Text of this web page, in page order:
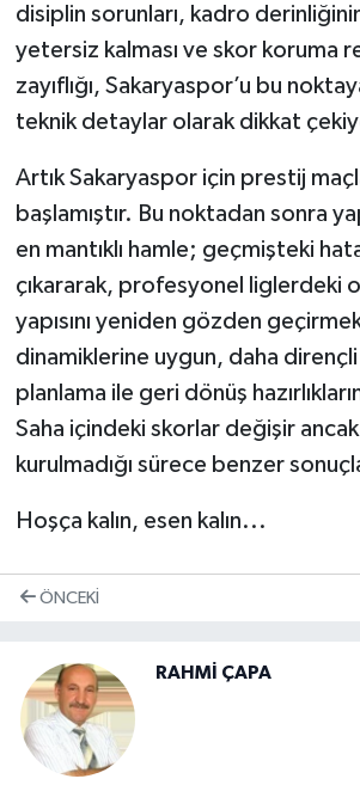
disiplin sorunları, kadro
yetersiz kalması ve skor koruma
zayıflığı, Sakaryaspor’u bu
teknik detaylar olarak dikkat
Artık Sakaryaspor için prestij
başlamıştır. Bu noktadan sonra
en mantıklı hamle; geçmişteki
çıkararak, profesyonel liglerdeki
yapısını yeniden gözden
dinamiklerine uygun, daha
planlama ile geri dönüş
Saha içindeki skorlar değişir
kurulmadığı sürece benzer
Hoşça kalın, esen kalın...
ÖNCEKI
RAHMİ ÇAPA